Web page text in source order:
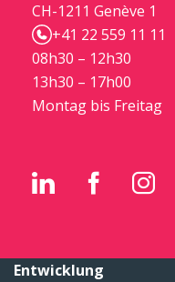
CH-1211 Genève 1
+41 22 559 11 11
08h30 – 12h30
13h30 – 17h00
Montag bis Freitag
Entwicklung